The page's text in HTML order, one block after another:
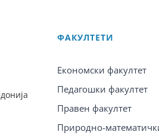
ФАКУЛТЕТИ
Економски факултет
Педагошки факултет
Правен факултет
Природно-